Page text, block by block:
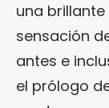
una
sensación
antes e
el prólogo